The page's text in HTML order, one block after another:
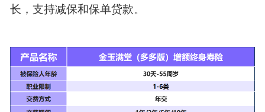
长，支持减保和保单贷款。